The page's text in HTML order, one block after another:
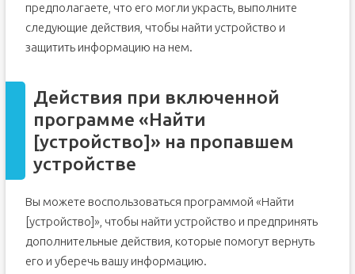
предполагаете, что его могли украсть, выполните
следующие действия, чтобы найти устройство и
защитить информацию на нем.
Действия при включенной
программе «Найти
[устройство]» на пропавшем
устройстве
Вы можете воспользоваться программой «Найти
[устройство]», чтобы найти устройство и предпринять
дополнительные действия, которые помогут вернуть
его и уберечь вашу информацию.